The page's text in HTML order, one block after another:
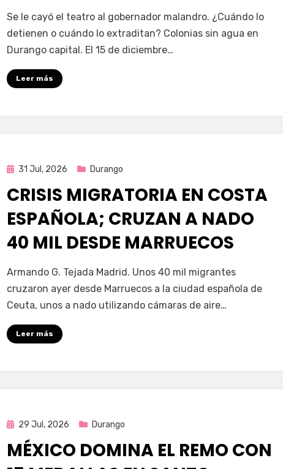
porFernando Miranda Servín
Se le cayó el teatro al gobernador malandro. ¿Cuándo lo
detienen o cuándo lo extraditan? Colonias sin agua en
Durango capital. El 15 de diciembre…
Leer más
Publicada
31 Jul, 2026 Durango
CRISIS MIGRATORIA EN COSTA
ESPAÑOLA; CRUZAN A NADO
40 MIL DESDE MARRUECOS
porFernando Miranda Servín
Armando G. Tejada Madrid. Unos 40 mil migrantes
cruzaron ayer desde Marruecos a la ciudad española de
Ceuta, unos a nado utilizando cámaras de aire…
Leer más
Publicada
29 Jul, 2026 Durango
MÉXICO DOMINA EL REMO CON